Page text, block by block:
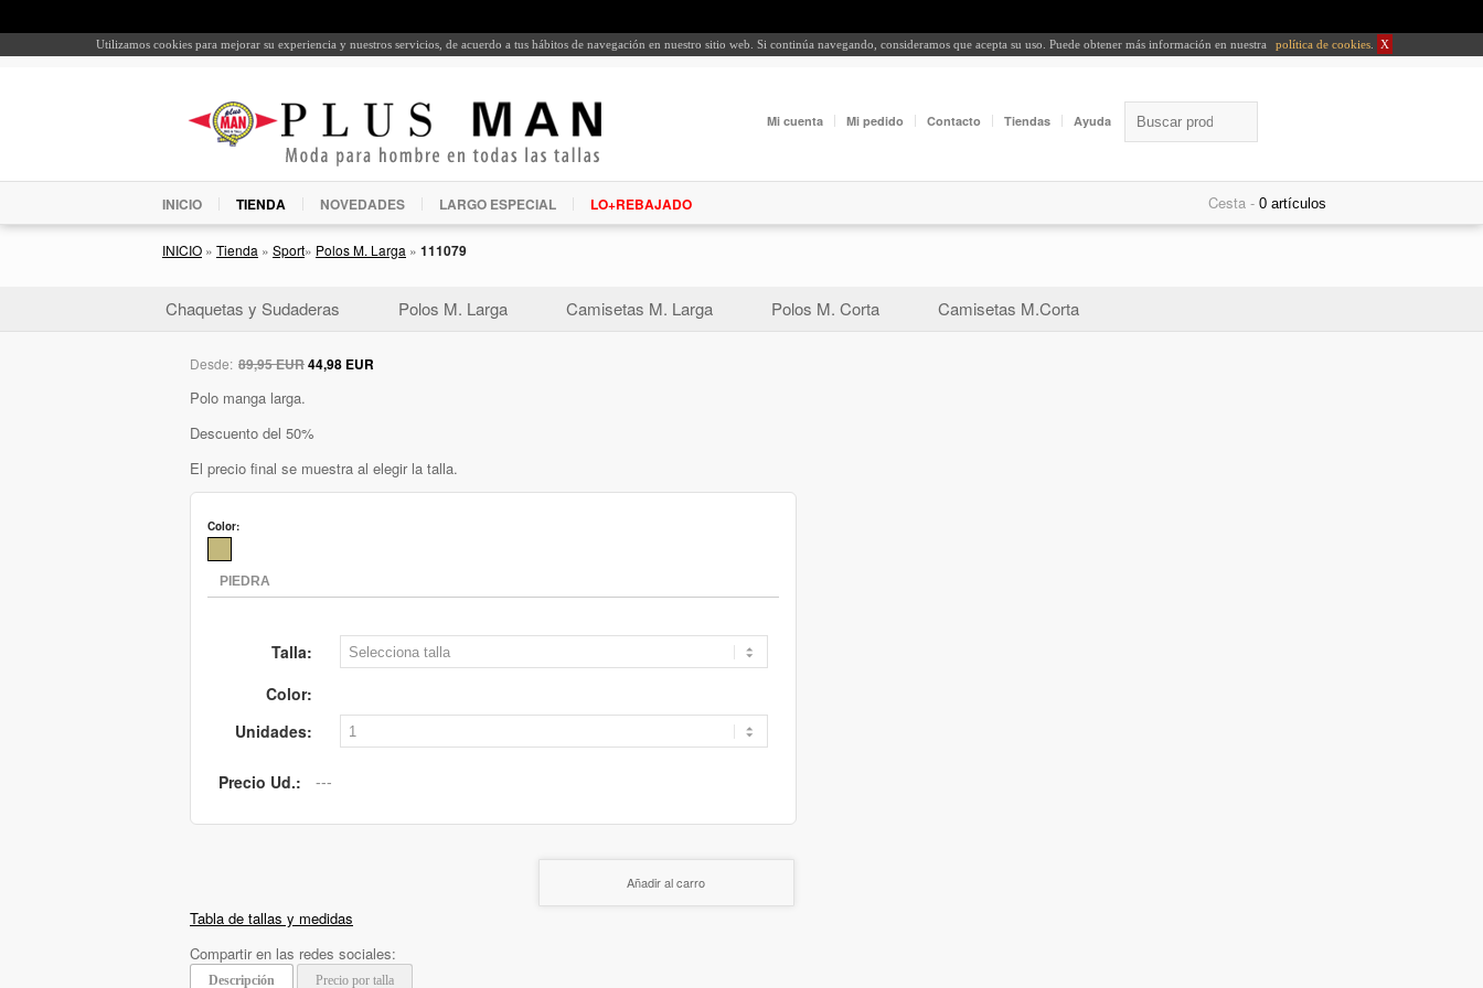
Utilizamos cookies para mejorar su experiencia y nuestros servicios, de acuerdo a tus hábitos de navegación en nuestro sitio web. Si continúa navegando, consideramos que acepta su uso. Puede obtener más información en nuestra política de cookies X
Mi cuenta Mi pedido Contacto Tiendas Ayuda
INICIO TIENDA NOVEDADES LARGO ESPECIAL LO+REBAJADO Cesta -
INICIO » Tienda » Sport» Polos M. Larga » 111079
Chaquetas y Sudaderas Polos M. Larga Camisetas M. Larga Polos M. Corta Camisetas M.Corta
Desde: 89,95 EUR44,98 EUR
Polo manga larga.
Descuento del 50%
El precio final se muestra al elegir la talla.
Color:
Talla:
Color:
Unidades:
Precio Ud.:
Añadir al carro
Tabla de tallas y medidas
Compartir en las redes sociales:
Descripción Precio por talla